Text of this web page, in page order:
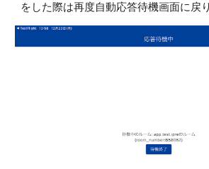
をした際は再度自動応答待機画面に戻